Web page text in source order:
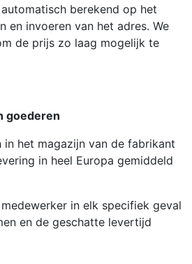
berekend op het
en invoeren van het adres. We
de prijs zo laag mogelijk te
goederen
in het magazijn van de fabrikant
in heel Europa gemiddeld
in elk specifiek geval
en de geschatte levertijd